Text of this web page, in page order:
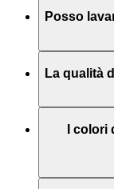
Posso
La qualità
I